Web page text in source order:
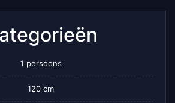
1 persoons
120 cm